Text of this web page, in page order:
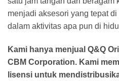
menjadi aksesori yang tepat
dalam aktivitas apa pun di
Kami hanya menjual Q&Q
CBM Corporation. Kami
lisensi untuk